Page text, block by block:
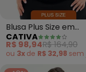
Blusa Plus Size em
Viscose (Caramelo)
CATIVA
R$ 98,94R$ 164,90
ou 3x de R$ 32,98 sem